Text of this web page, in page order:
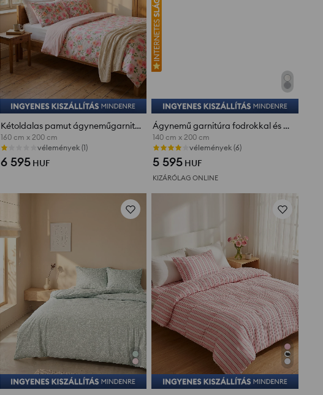
Kétoldalas pamut ágyneműgarnitúra virágmintával
160 cm x 200 cm
vélemények (1)
6 595 HUF
Ágynemű garnitúra fodrokkal és finom struktúrával
140 cm x 200 cm
Utolsó darabok
5 595 HUF
KIZÁRÓLAG ONLINE